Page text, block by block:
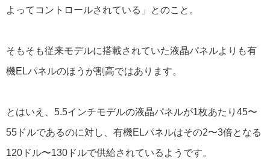
よってコントロールされている」とのこと。
そもそも従来モデルに搭載されていた液晶パネルよりも有
機ELパネルのほうが割高ではあります。
とはいえ、5.5インチモデルの液晶パネルが1枚あたり45〜
55ドルであるのに対し、有機ELパネルはその2〜3倍となる
120ドル〜130ドルで供給されているようです。